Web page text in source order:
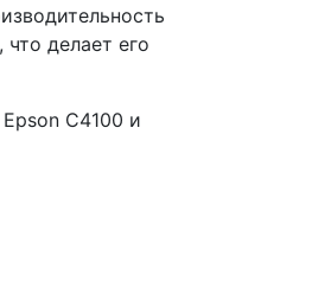
делает его
C4100 и